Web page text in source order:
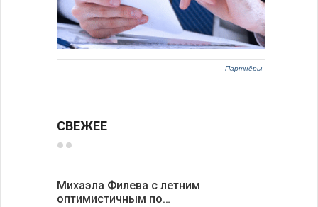
Партнёры
СВЕЖЕЕ
Михаэла Филева с летним
оптимистичным по…